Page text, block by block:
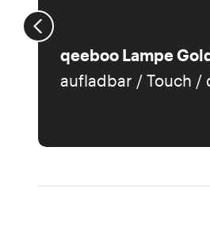
qeeboo Lampe
aufladbar / Touch /